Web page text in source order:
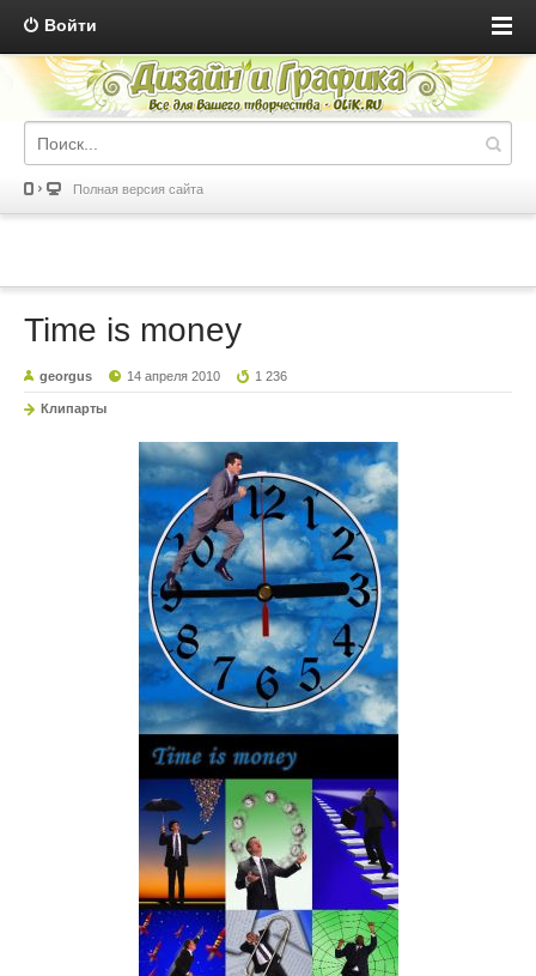
Войти
Полная версия сайта
Time is money
georgus 14 апреля 2010 1 236
Клипарты